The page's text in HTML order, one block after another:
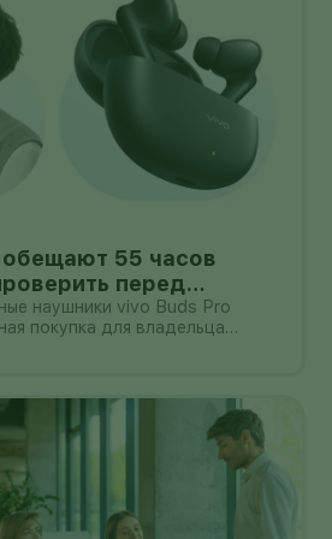
55 часов
перед
наушники vivo Buds Pro
покупка для владельца